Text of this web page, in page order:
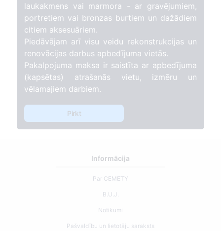
laukakmens vai marmora - ar gravējumiem,
portretiem vai bronzas burtiem un dažādiem
citiem aksesuāriem.
Piedāvājam arī visu veidu rekonstrukcijas un
renovācijas darbus apbedījuma vietās.
Pakalpojuma maksa ir saistīta ar apbedījuma
(kapsētas) atrašanās vietu, izmēru un
vēlamajiem darbiem.
Pirkt
Informācija
Par CEMETY
B.U.J.
Notikumi
Pašvaldību un lietotāju saraksts